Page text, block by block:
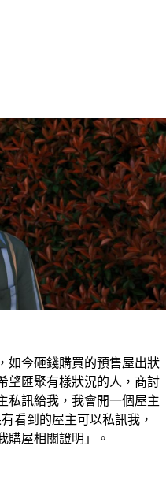
如今砸錢購買的預售屋出狀
望匯聚有樣狀況的人，商討
私訊給我，我會開一個屋主
看到的屋主可以私訊我，
購屋相關證明」。